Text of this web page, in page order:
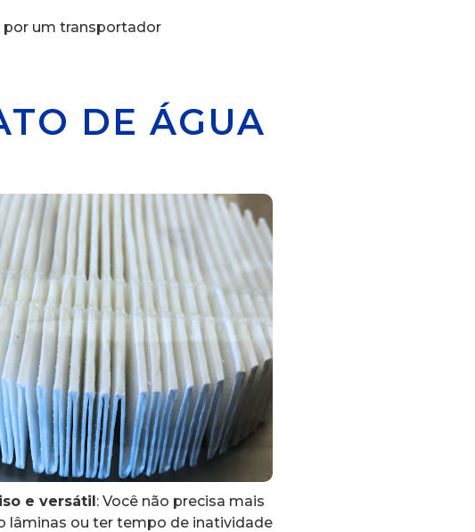
por um transportador
DE ÁGUA
e versátil: Você não precisa mais
lâminas ou ter tempo de inatividade